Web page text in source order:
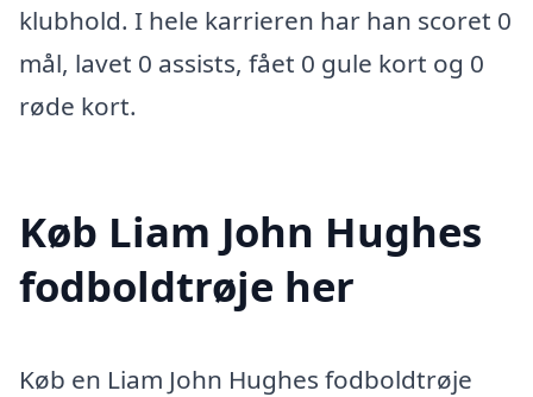
klubhold. I hele karrieren har han scoret 0
mål, lavet 0 assists, fået 0 gule kort og 0
røde kort.
Køb Liam John Hughes
fodboldtrøje her
Køb en Liam John Hughes fodboldtrøje